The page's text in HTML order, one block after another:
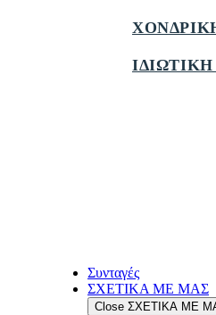
Συνταγές
ΣΧΕΤΙΚΑ ΜΕ ΜΑΣ
Close ΣΧΕΤΙΚΑ ΜΕ